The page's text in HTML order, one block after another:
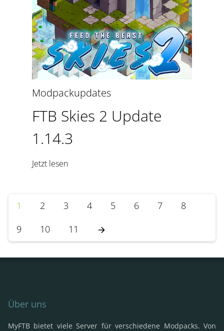
Modpackupdates
FTB Skies 2 Update
1.14.3
Jetzt lesen
1 2 3 4 5 6 7
8
9
10 11
Über uns
MyFTB bietet viele Server für verschiedene Modpacks. Von